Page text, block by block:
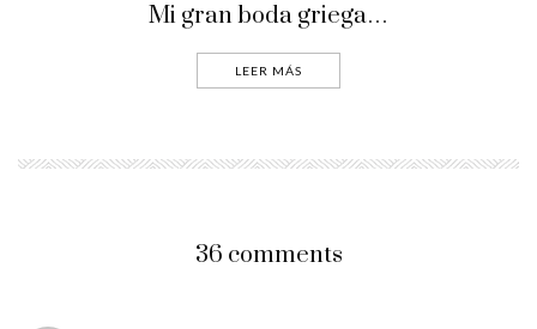
Mi gran boda griega…
LEER MÁS
36 comments